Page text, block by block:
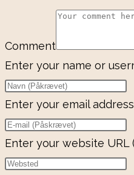
Comment
Enter your name or
Enter your email
Enter your website URL